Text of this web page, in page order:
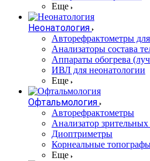
Еще
Неонатология
Авторефрактометры
Анализаторы состава
Аппараты обогрева
ИВЛ для неонатологии
Еще
Офтальмология
Авторефрактометры
Анализатор
Диоптриметры
Корнеальные
Еще